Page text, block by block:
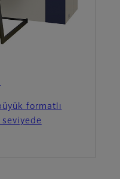
formatlı
seviyede